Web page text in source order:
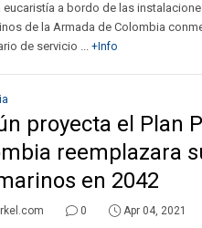
eucaristía a bordo de las
de la Armada de Colombia
de servicio ... +Info
proyecta el Plan
reemplazara
en 2042
0 Apr 04, 2021